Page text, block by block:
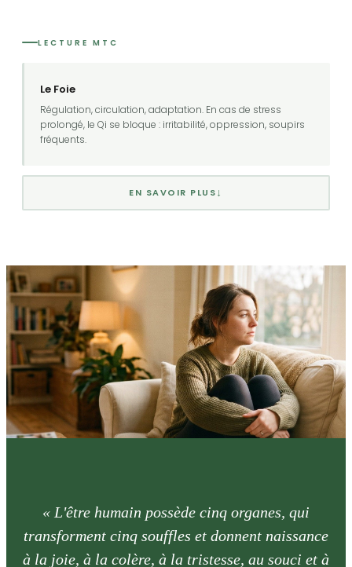
LECTURE MTC
Le Foie
Régulation, circulation, adaptation. En cas de stress
prolongé, le Qi se bloque : irritabilité, oppression, soupirs
fréquents.
EN SAVOIR PLUS↓
« L'être humain possède cinq organes, qui
transforment cinq souffles et donnent naissance
à la joie, à la colère, à la tristesse, au souci et à